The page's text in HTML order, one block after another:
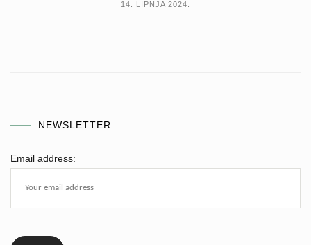
14. LIPNJA 2024.
NEWSLETTER
Email address: